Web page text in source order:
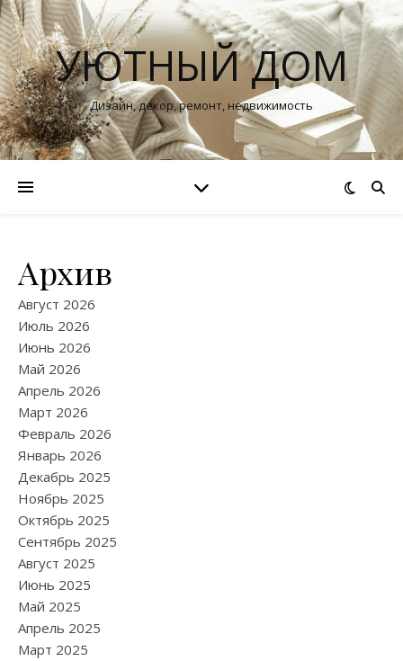
УЮТНЫЙ ДОМ
Дизайн, декор, ремонт, недвижимость
Архив
Август 2026
Июль 2026
Июнь 2026
Май 2026
Апрель 2026
Март 2026
Февраль 2026
Январь 2026
Декабрь 2025
Ноябрь 2025
Октябрь 2025
Сентябрь 2025
Август 2025
Июнь 2025
Май 2025
Апрель 2025
Март 2025